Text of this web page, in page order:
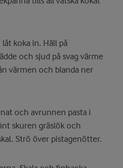
koka in. Häll på
och sjud på svag värme
värmen och blanda ner
och avrunnen pasta i
skuren gräslök och
Strö över pistagenötter.